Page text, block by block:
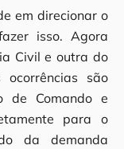
em direcionar o
isso. Agora
Civil e outra do
são
de Comando e
para o
da demanda